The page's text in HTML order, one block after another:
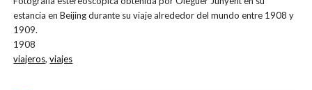
estancia en Beijing durante su viaje alrededor del mundo entre 1908 y
1909.
1908
viajeros,viajes